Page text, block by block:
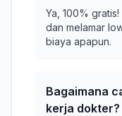
Ya, 100%
dan melamar
biaya apapun.
Bagaimana
kerja dokter?